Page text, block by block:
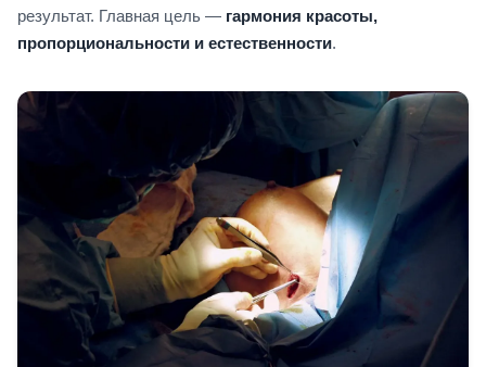
результат. Главная цель — гармония красоты,
пропорциональности и естественности.